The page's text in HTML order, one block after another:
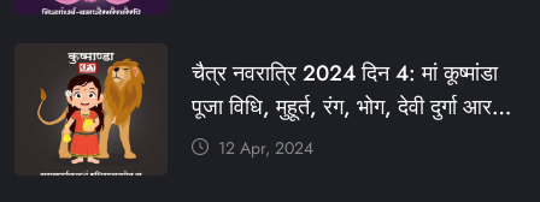
#NAVRATRIDAY
चैत्र नवरात्रि 2024 दिन 4: मां कूष्मांडा
पूजा विधि, मुहूर्त, रंग, भोग, देवी दुर्गा आरती
और मंत्र #KFY #KFYNEWS
12 Apr, 2024